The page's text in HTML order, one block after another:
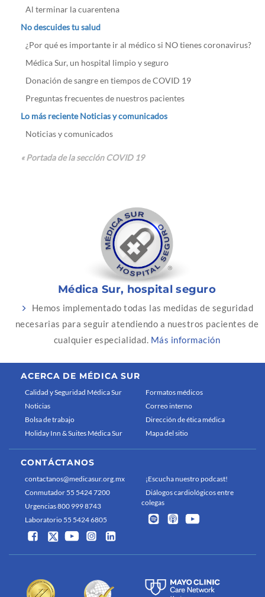
Al terminar la cuarentena
No descuides tu salud
¿Por qué es importante ir al médico si NO tienes coronavirus?
Médica Sur, un hospital limpio y seguro
Donación de sangre en tiempos de COVID 19
Preguntas frecuentes de nuestros pacientes
Lo más reciente Noticias y comunicados
Noticias y comunicados
« Portada de la sección COVID 19
Médica Sur, hospital seguro
Hemos implementado todas las medidas de seguridad
necesarias para seguir atendiendo a nuestros pacientes de
cualquier especialidad. Más información
ACERCA DE MÉDICA SUR
Calidad y Seguridad Médica Sur
Noticias
Bolsa de trabajo
Holiday Inn & Suites Médica Sur
Formatos médicos
Correo interno
Dirección de ética médica
Mapa del sitio
CONTÁCTANOS
contactanos@medicasur.org.mx
Conmutador 55 5424 7200
Urgencias 800 999 8743
Laboratorio 55 5424 6805
¡Escucha nuestro podcast!
Diálogos cardiológicos entre
colegas